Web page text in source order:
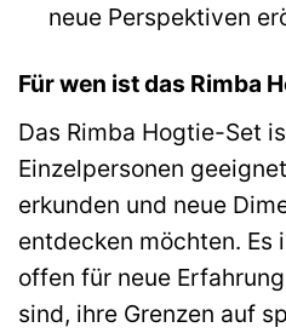
neue Perspektiven
Für wen ist das Rimba
Das Rimba Hogtie-Set
Einzelpersonen
erkunden und neue
entdecken möchten. Es
offen für neue
sind, ihre Grenzen auf